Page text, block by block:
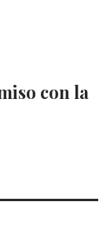
con la